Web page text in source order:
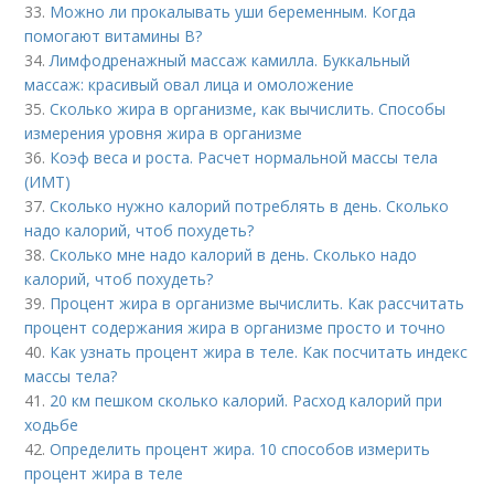
33. Можно ли прокалывать уши беременным. Когда
помогают витамины B?
34.Лимфодренажный массаж камилла. Буккальный
массаж: красивый овал лица и омоложение
35.Сколько жира в организме, как вычислить. Способы
измерения уровня жира в организме
36. Коэф веса и роста. Расчет нормальной массы тела
(ИМТ)
37.Сколько нужно калорий потреблять в день. Сколько
надо калорий, чтоб похудеть?
38.Сколько мне надо калорий в день. Сколько надо
калорий, чтоб похудеть?
39. Процент жира в организме вычислить. Как рассчитать
процент содержания жира в организме просто и точно
40. Как узнать процент жира в теле. Как посчитать индекс
массы тела?
41. 20 км пешком сколько калорий. Расход калорий при
ходьбе
42.Определить процент жира. 10 способов измерить
процент жира в теле